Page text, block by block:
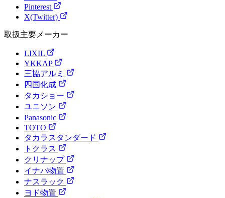
Pinterest
X(Twitter)
取扱主要メーカー
LIXIL
YKKAP
三協アルミ
四国化成
タカショー
ユニソン
Panasonic
TOTO
タカラスタンダード
トクラス
クリナップ
イナバ物置
ナスラック
ヨド物置